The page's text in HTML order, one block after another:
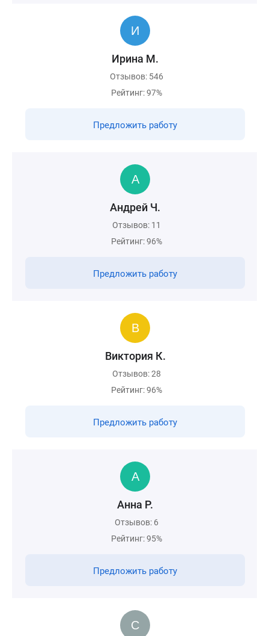
Ирина М.
Отзывов: 546
Рейтинг: 97%
Предложить работу
Андрей Ч.
Отзывов: 11
Рейтинг: 96%
Предложить работу
Виктория К.
Отзывов: 28
Рейтинг: 96%
Предложить работу
Анна Р.
Отзывов: 6
Рейтинг: 95%
Предложить работу